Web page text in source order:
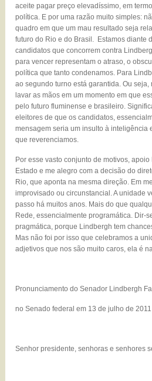
aceite pagar preço elevadíssimo, em
política. E por uma razão muito simples:
quadro em que um mau resultado seja
futuro do Rio e do Brasil. Estamos diante
candidatos que concorrem contra
para vencer representam o atraso, o
política que tanto condenamos. Para
ao segundo turno está garantida. Ou
lavar as mãos em um momento em que
pelo futuro fluminense e brasileiro.
eleitores de que os candidatos,
mensagem seria um insulto à inteligência
que reverenciamos.
Por esse vasto conjunto de motivos,
Estado e me alegro com a decisão do
Rio, que aponta na mesma direção. Em
improvisado ou circunstancial. A unidade
passo há muitos anos. Mais do que
Rede, essencialmente programática. Dir-
pragmática, porque Lindbergh tem
Mas não foi por isso que celebramos a
adjetivos que nos são muito caros, ela é
Pronunciamento do Senador Lindbergh
no Senado federal em 13 de julho de 2011
Senhor presidente, senhoras e senhores